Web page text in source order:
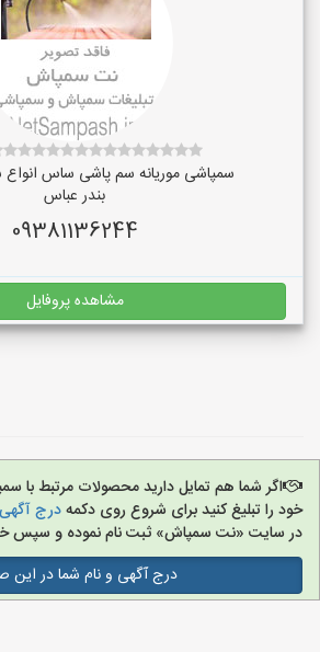
سمپاشی موریانه سم پاشی ساس
بندر عباس
09381136244
مشاهده پروفایل
اگر شما هم تمایل دارید محصولات مرتبط با
خود را تبلیغ کنید برای شروع روی دکمهدرج
در سایت «نت سمپاش» ثبت نام نموده و سپس
درج آگهی و نام شما در این